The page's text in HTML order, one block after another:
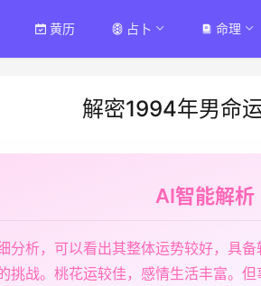
黄历 占卜 命理
解密1994年男命
AI智能解析
分析，可以看出其整体运势较好，具
挑战。桃花运较佳，感情生活丰富。但